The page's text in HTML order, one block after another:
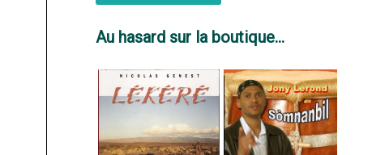
Au hasard sur la boutique...